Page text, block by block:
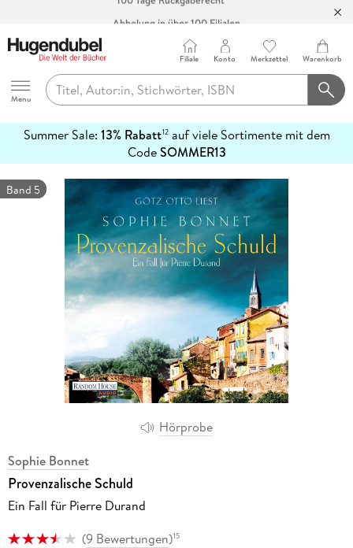
Abholung in über 100 Filialen
Hugendubel
Menu
Filiale Konto Merkzettel Warenkorb
Summer Sale: 13% Rabatt12auf viele Sortimente mit dem
CodeSOMMER13
erfahren
Hörprobe
Band 5
Sophie Bonnet
Provenzalische Schuld
Ein Fall für Pierre Durand
(9 Bewertungen)15